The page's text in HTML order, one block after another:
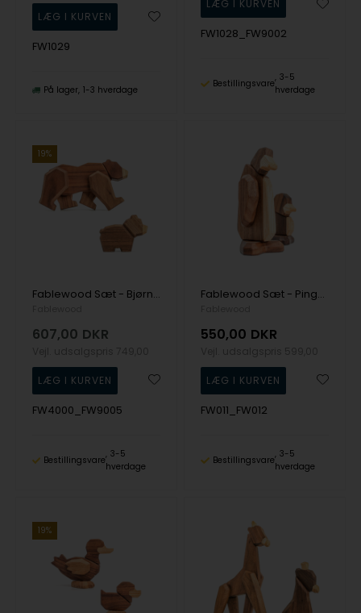
FW1029
På lager 1-3 hverdage
FW1028_FW9002
Bestillingsvare
3-5
hverdage
19%
Fablewood Sæt - Bjørn og Unge - Træfigur sammensat med magneter
607,00 DKR
FW4000_FW9005
Bestillingsvare
3-5
hverdage
Fablewood Sæt - Pingvin og Unge - Træfigur sammensat med magneter
550,00 DKR
FW011_FW012
Bestillingsvare
3-5
hverdage
19%